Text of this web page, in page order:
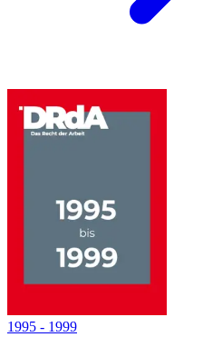
1995 - 1999